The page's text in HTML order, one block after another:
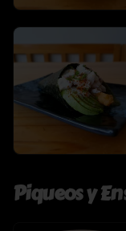
Piqueos y